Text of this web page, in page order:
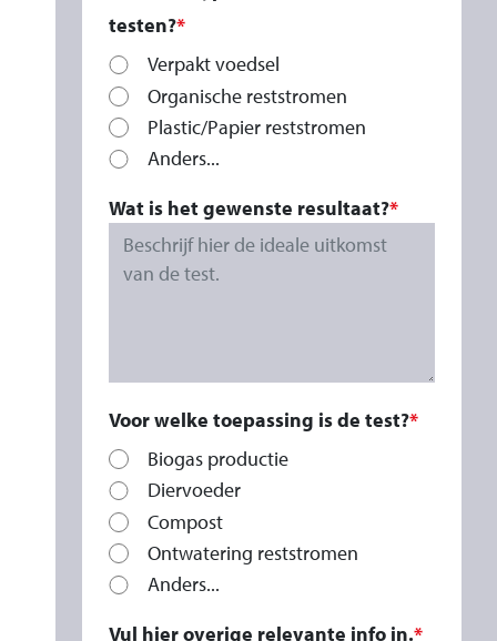
testen?
Verpakt voedsel
Organische reststromen
Plastic/Papier reststromen
Anders...
Wat is het gewenste resultaat?
Voor welke toepassing is de test?
Biogas productie
Diervoeder
Compost
Ontwatering reststromen
Anders...
Vul hier overige relevante info in.